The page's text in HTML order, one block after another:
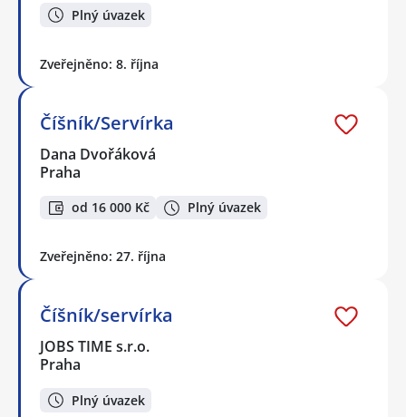
Plný úvazek
Zveřejněno: 8. října
Číšník/Servírka
Dana Dvořáková
Praha
od 16 000 Kč Plný úvazek
Zveřejněno: 27. října
Číšník/servírka
JOBS TIME s.r.o.
Praha
Plný úvazek